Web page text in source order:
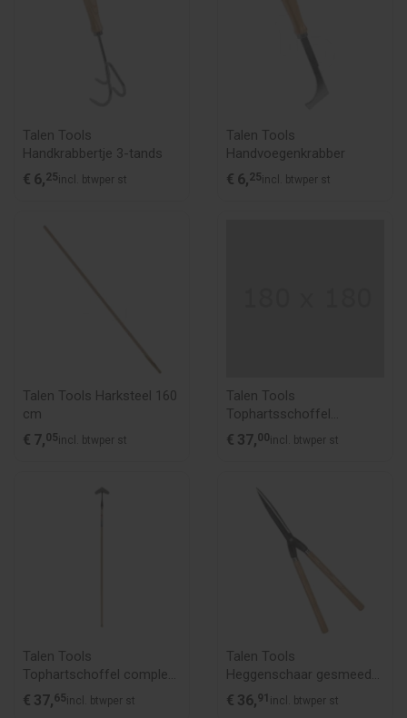
Talen Tools
Handkrabbertje 3-tands
€ 6,25incl. btwper st
Talen Tools
Handvoegenkrabber
€ 6,25incl. btwper st
Talen Tools Harksteel 160
cm
€ 7,05incl. btwper st
Talen Tools
Tophartsschoffel
compleet 16 cm
€ 37,00 incl. btwper st
Talen Tools
Tophartschoffel compleet
20 cm
€ 37,65incl. btwper st
Talen Tools
Heggenschaar gesmeed
staal 64 cm
€ 36,91 incl. btwper st